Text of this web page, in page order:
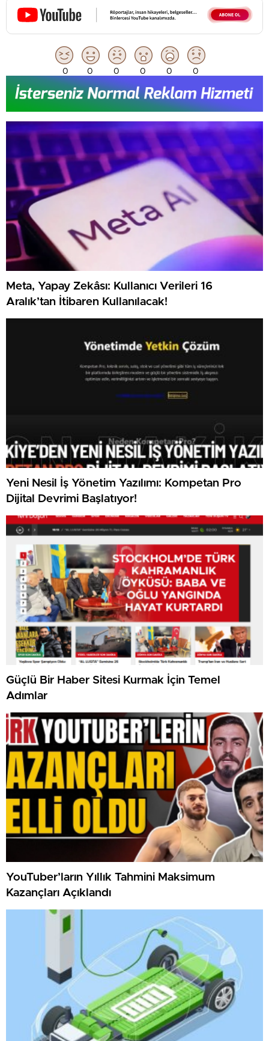
0 0 0 0 0 0
Meta, Yapay Zekâsı: Kullanıcı Verileri 16
Aralık’tan İtibaren Kullanılacak!
Yeni Nesil İş Yönetim Yazılımı: Kompetan Pro
Dijital Devrimi Başlatıyor!
Güçlü Bir Haber Sitesi Kurmak İçin Temel
Adımlar
YouTuber’ların Yıllık Tahmini Maksimum
Kazançları Açıklandı